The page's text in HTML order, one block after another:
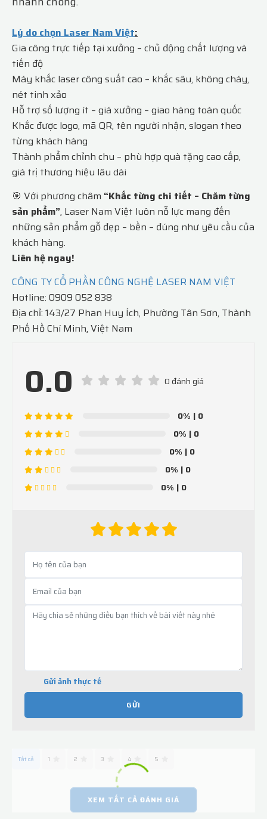
Lý do chọn Laser Nam Việt:
Gia công trực tiếp tại xưởng – chủ động chất lượng và
tiến độ
Máy khắc laser công suất cao – khắc sâu, không cháy,
nét tinh xảo
Hỗ trợ số lượng ít – giá xưởng – giao hàng toàn quốc
Khắc được logo, mã QR, tên người nhận, slogan theo
từng khách hàng
Thành phẩm chỉnh chu – phù hợp quà tặng cao cấp,
giá trị thương hiệu lâu dài
🎯 Với phương châm “Khắc từng chi tiết – Chăm từng
sản phẩm”, Laser Nam Việt luôn nỗ lực mang đến
những sản phẩm gỗ đẹp – bền – đúng như yêu cầu của
khách hàng.
Liên hệ ngay!
CÔNG TY CỔ PHẦN CÔNG NGHỆ LASER NAM VIỆT
Hotline: 0909 052 838
Địa chỉ: 143/27 Phan Huy Ích, Phường Tân Sơn, Thành
Phố Hồ Chí Minh, Việt Nam
0.0 0 đánh giá
0% | 0
0% | 0
0% | 0
0% | 0
0% | 0
Gửi ảnh thực tế
GỬI
Tất cả 1 2 3 4 5
XEM TẤT CẢ ĐÁNH GIÁ